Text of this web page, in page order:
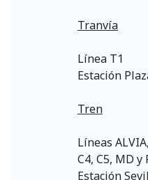
Tranvía
Línea T1
Estación
Tren
Líneas
C4, C5, MD y
Estación